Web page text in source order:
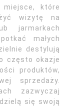
które
wizytę na
jarmarkach
małych
destylują
często okazje
produktów,
sprzedaży.
zazwyczaj
się swoją